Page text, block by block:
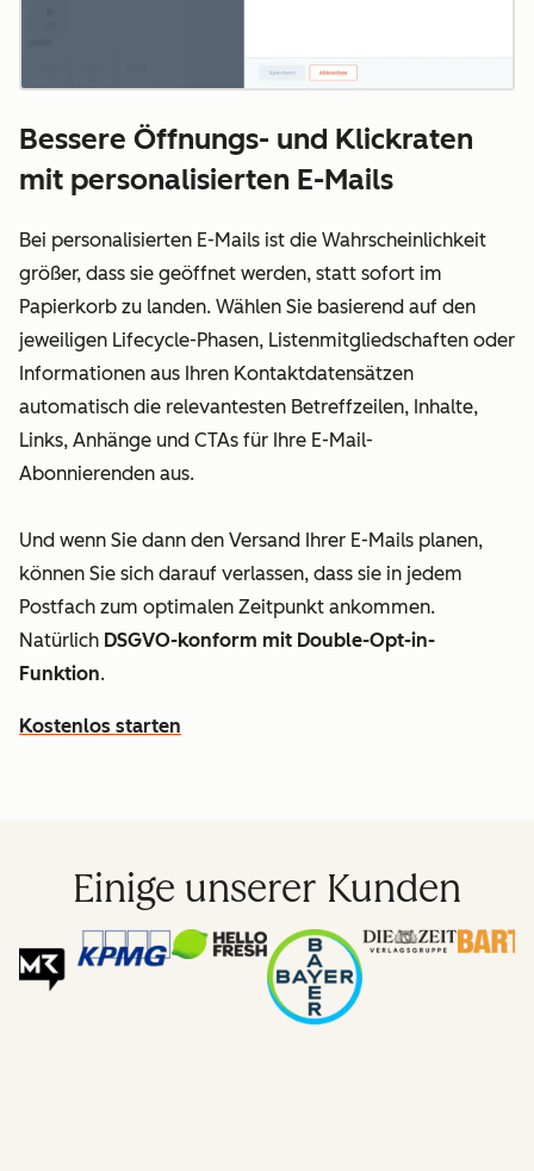
Bessere Öffnungs- und Klickraten
mit personalisierten E-Mails
Bei personalisierten E-Mails ist die Wahrscheinlichkeit
größer, dass sie geöffnet werden, statt sofort im
Papierkorb zu landen. Wählen Sie basierend auf den
jeweiligen Lifecycle-Phasen, Listenmitgliedschaften oder
Informationen aus Ihren Kontaktdatensätzen
automatisch die relevantesten Betreffzeilen, Inhalte,
Links, Anhänge und CTAs für Ihre E-Mail-
Abonnierenden aus.
Und wenn Sie dann den Versand Ihrer E-Mails planen,
können Sie sich darauf verlassen, dass sie in jedem
Postfach zum optimalen Zeitpunkt ankommen.
Natürlich DSGVO-konform mit Double-Opt-in-
Funktion.
Kostenlos starten
Einige unserer Kunden